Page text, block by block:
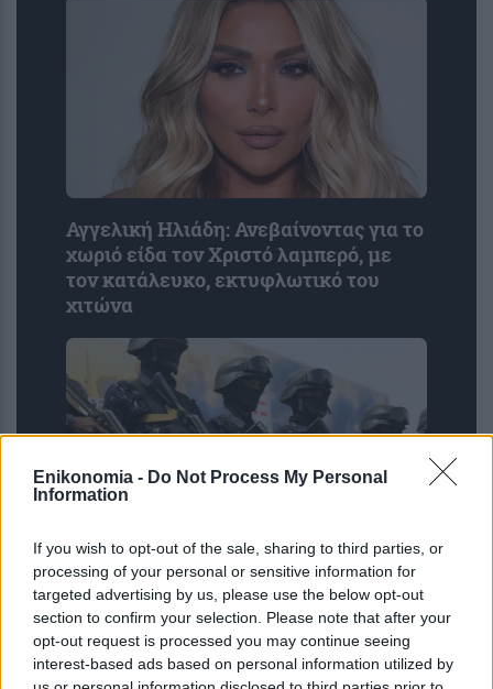
Enikonomia - Do Not Process My Personal
Information
If you wish to opt-out of the sale, sharing to third parties, or
processing of your personal or sensitive information for
targeted advertising by us, please use the below opt-out
section to confirm your selection. Please note that after your
opt-out request is processed you may continue seeing
interest-based ads based on personal information utilized by
Αγγελική Ηλιάδη: Ανεβαίνοντας για το
χωριό είδα τον Χριστό λαμπερό, με
τον κατάλευκο, εκτυφλωτικό του
χιτώνα
Σαουδική Αραβία: Χτύπημα των Χούθι
στο Νατζράν – Έντεκα άμαχοι
τραυματίστηκαν